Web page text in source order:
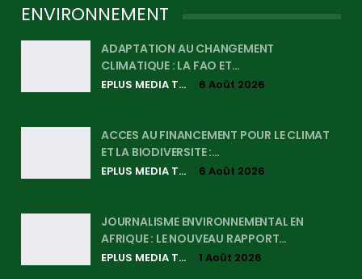
ENVIRONNEMENT
ADAPTATION AU CHANGEMENT
CLIMATIQUE : LA FAO ET…
EPLUS MEDIA TV 6 Août 2026
ACCES AU FINANCEMENT POUR LE CLIMAT
ET LA BIODIVERSITE :…
EPLUS MEDIA TV 6 Août 2026
JOURNALISME ENVIRONNEMENTAL EN
AFRIQUE : LE NOUVEAU RAPPORT…
EPLUS MEDIA TV 1 Août 2026